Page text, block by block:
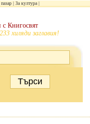
За култура
хиляди заглавия!